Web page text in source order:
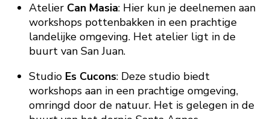
Atelier Can Masia: Hier kun je deelnemen aan
workshops pottenbakken in een prachtige
landelijke omgeving. Het atelier ligt in de
buurt van San Juan.
Studio Es Cucons: Deze studio biedt
workshops aan in een prachtige omgeving,
omringd door de natuur. Het is gelegen in de